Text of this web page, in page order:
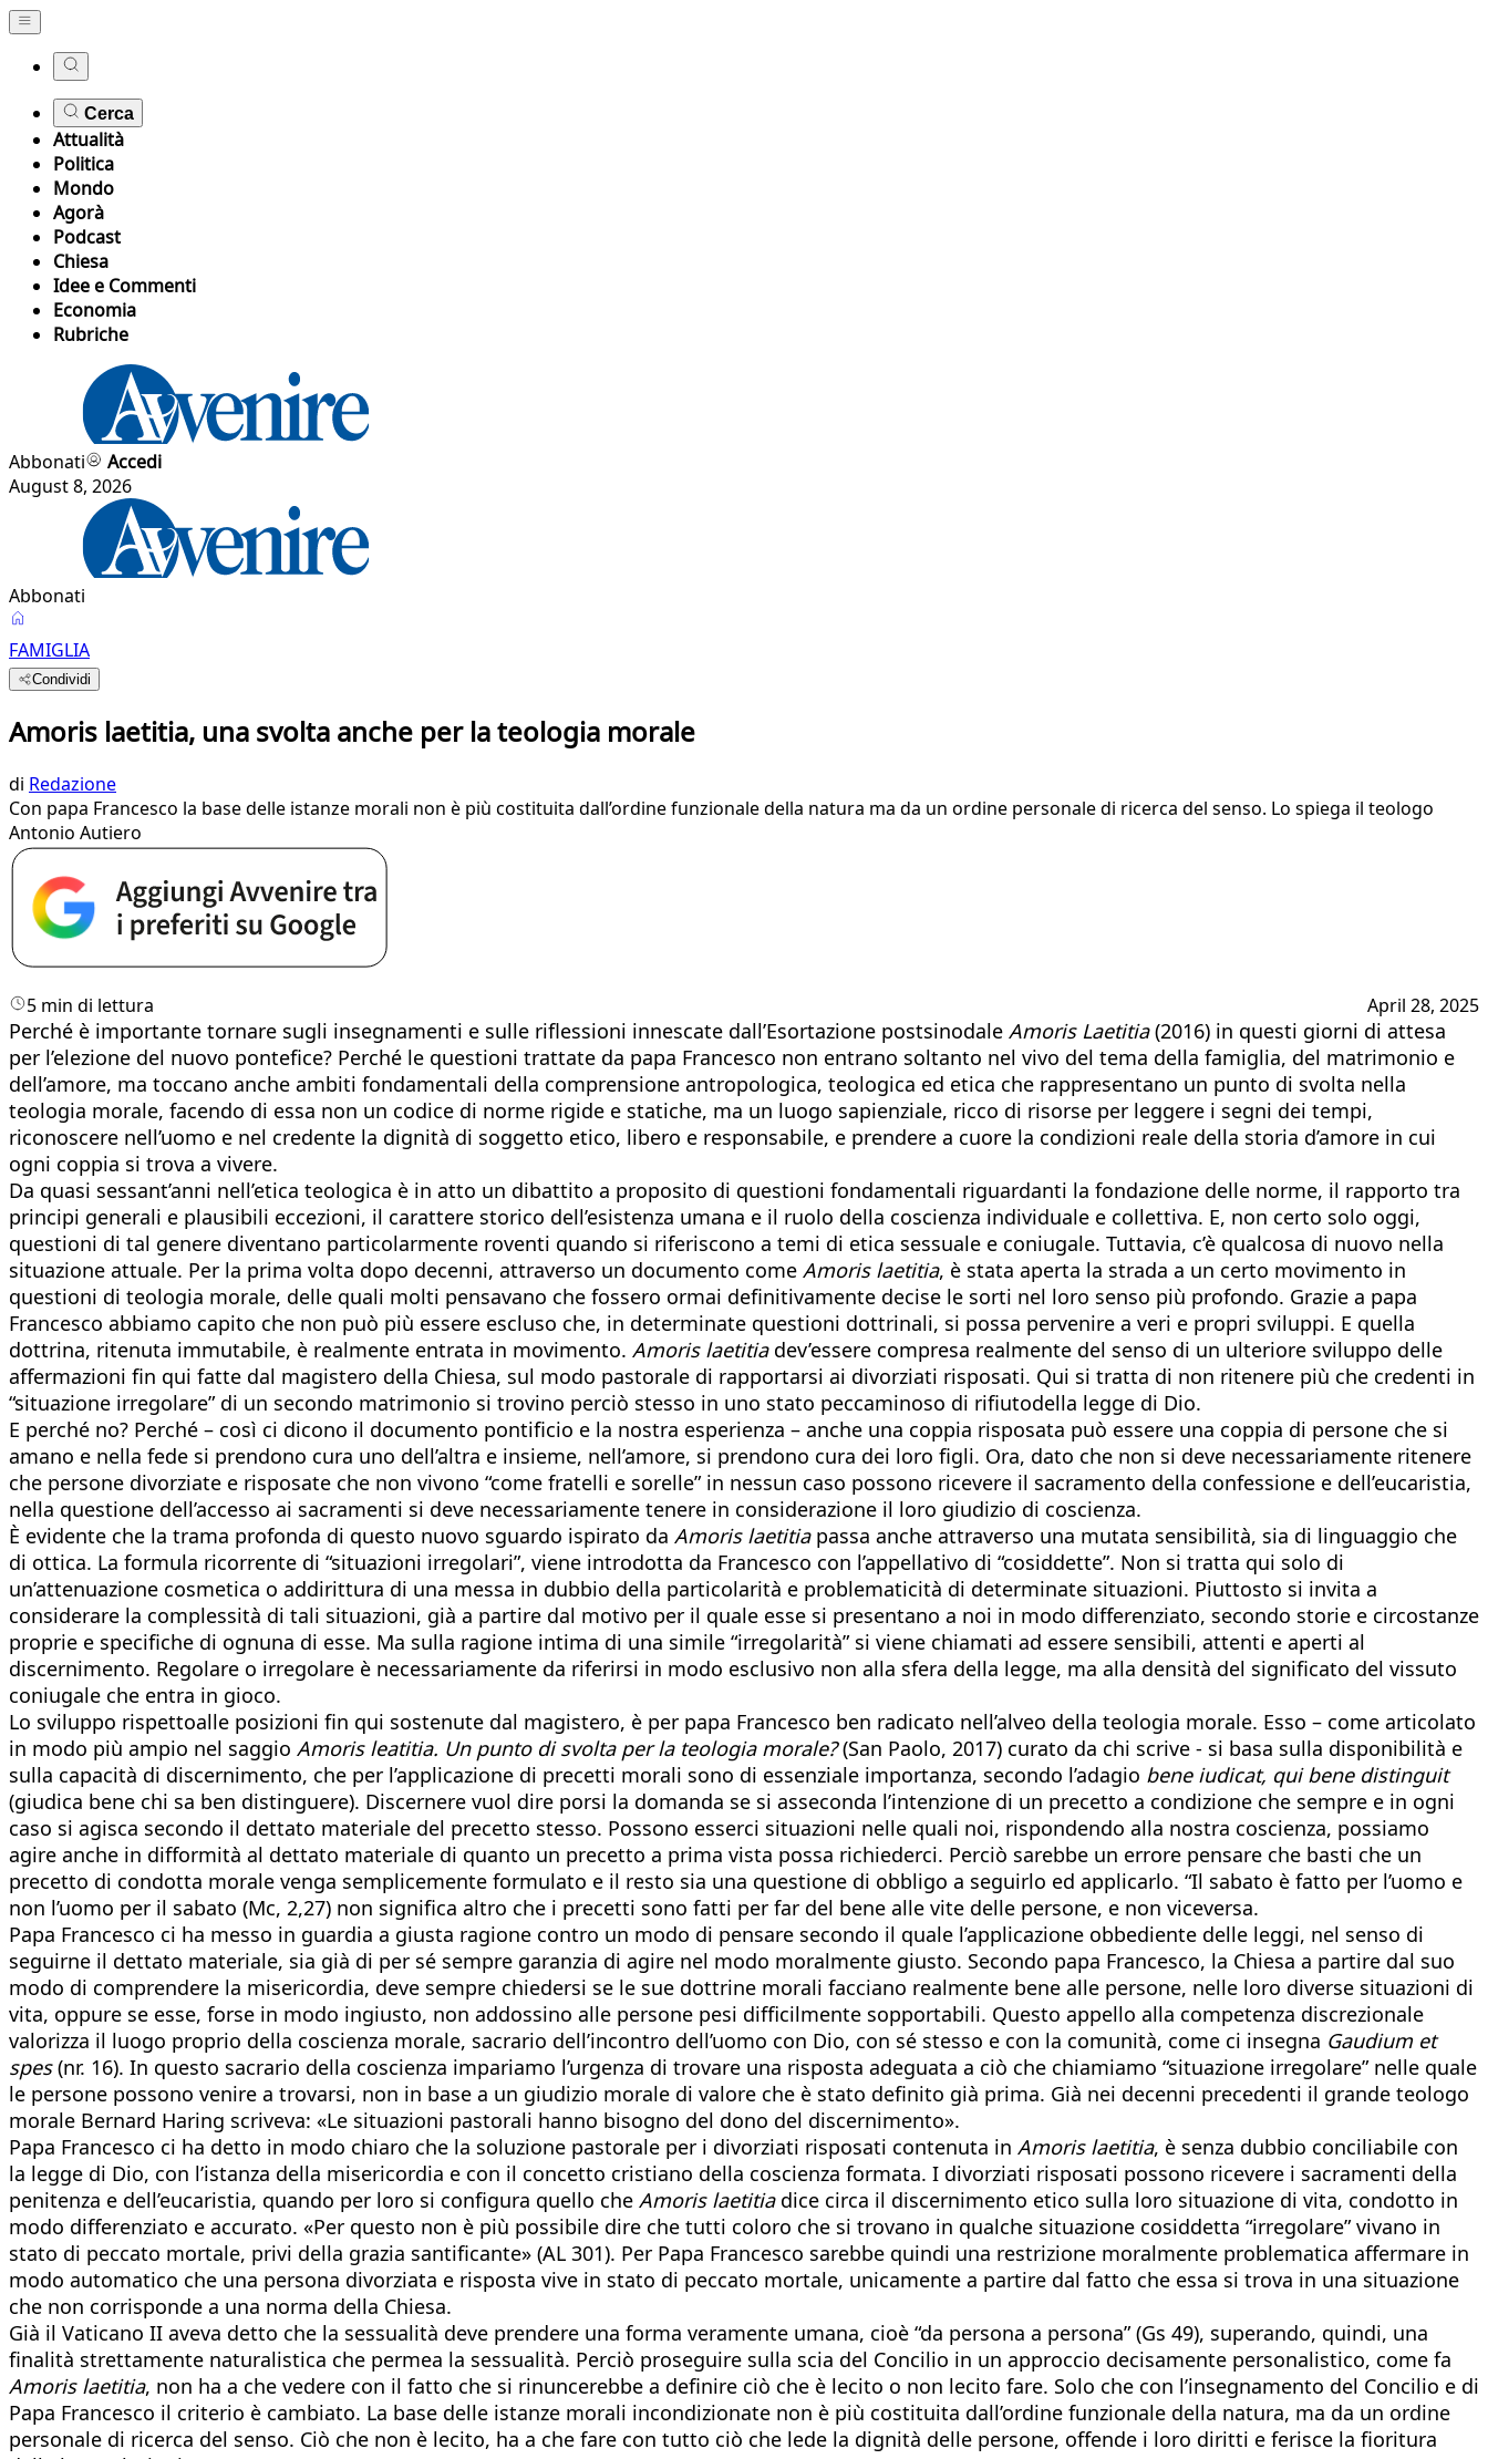
Cerca
Attualità
Politica
Mondo
Agorà
Podcast
Chiesa
Idee e Commenti
Economia
Rubriche
Abbonati
Accedi
August 8, 2026
Abbonati
FAMIGLIA
Condividi
Amoris laetitia, una svolta anche per la teologia morale
di Redazione
Con papa Francesco la base delle istanze morali non è più costituita dall’ordine funzionale della natura ma da un ordine personale di ricerca del senso. Lo spiega il teologo
Antonio Autiero
5 min di lettura April 28, 2025
Perché è importante tornare sugli insegnamenti e sulle riflessioni innescate dall’Esortazione postsinodale Amoris Laetitia(2016) in questi giorni di attesa
per l’elezione del nuovo pontefice? Perché le questioni trattate da papa Francesco non entrano soltanto nel vivo del tema della famiglia, del matrimonio e
dell’amore, ma toccano anche ambiti fondamentali della comprensione antropologica, teologica ed etica che rappresentano un punto di svolta nella
teologia morale, facendo di essa non un codice di norme rigide e statiche, ma un luogo sapienziale, ricco di risorse per leggere i segni dei tempi,
riconoscere nell’uomo e nel credente la dignità di soggetto etico, libero e responsabile, e prendere a cuore la condizioni reale della storia d’amore in cui
ogni coppia si trova a vivere.
Da quasi sessant’anni nell’etica teologica è in atto un dibattito a proposito di questioni fondamentali riguardanti la fondazione delle norme, il rapporto tra
principi generali e plausibili eccezioni, il carattere storico dell’esistenza umana e il ruolo della coscienza individuale e collettiva. E, non certo solo oggi,
questioni di tal genere diventano particolarmente roventi quando si riferiscono a temi di etica sessuale e coniugale. Tuttavia, c’è qualcosa di nuovo nella
situazione attuale. Per la prima volta dopo decenni, attraverso un documento come Amoris laetitia, è stata aperta la strada a un certo movimento in
questioni di teologia morale, delle quali molti pensavano che fossero ormai definitivamente decise le sorti nel loro senso più profondo. Grazie a papa
Francesco abbiamo capito che non può più essere escluso che, in determinate questioni dottrinali, si possa pervenire a veri e propri sviluppi. E quella
dottrina, ritenuta immutabile, è realmente entrata in movimento. Amoris laetitiadev’essere compresa realmente del senso di un ulteriore sviluppo delle
affermazioni fin qui fatte dal magistero della Chiesa, sul modo pastorale di rapportarsi ai divorziati risposati. Qui si tratta di non ritenere più che credenti in
“situazione irregolare” di un secondo matrimonio si trovino perciò stesso in uno stato peccaminoso di rifiutodella legge di Dio.
E perché no? Perché – così ci dicono il documento pontificio e la nostra esperienza – anche una coppia risposata può essere una coppia di persone che si
amano e nella fede si prendono cura uno dell’altra e insieme, nell’amore, si prendono cura dei loro figli. Ora, dato che non si deve necessariamente ritenere
che persone divorziate e risposate che non vivono “come fratelli e sorelle” in nessun caso possono ricevere il sacramento della confessione e dell’eucaristia,
nella questione dell’accesso ai sacramenti si deve necessariamente tenere in considerazione il loro giudizio di coscienza.
È evidente che la trama profonda di questo nuovo sguardo ispirato da Amoris laetitia passa anche attraverso una mutata sensibilità, sia di linguaggio che
di ottica. La formula ricorrente di “situazioni irregolari”, viene introdotta da Francesco con l’appellativo di “cosiddette”. Non si tratta qui solo di
un’attenuazione cosmetica o addirittura di una messa in dubbio della particolarità e problematicità di determinate situazioni. Piuttosto si invita a
considerare la complessità di tali situazioni, già a partire dal motivo per il quale esse si presentano a noi in modo differenziato, secondo storie e circostanze
proprie e specifiche di ognuna di esse. Ma sulla ragione intima di una simile “irregolarità” si viene chiamati ad essere sensibili, attenti e aperti al
discernimento. Regolare o irregolare è necessariamente da riferirsi in modo esclusivo non alla sfera della legge, ma alla densità del significato del vissuto
coniugale che entra in gioco.
Lo sviluppo rispettoalle posizioni fin qui sostenute dal magistero, è per papa Francesco ben radicato nell’alveo della teologia morale. Esso – come articolato
in modo più ampio nel saggio Amoris leatitia. Un punto di svolta per la teologia morale?(San Paolo, 2017) curato da chi scrive - si basa sulla disponibilità e
sulla capacità di discernimento, che per l’applicazione di precetti morali sono di essenziale importanza, secondo l’adagio bene iudicat, qui bene distinguit
(giudica bene chi sa ben distinguere). Discernere vuol dire porsi la domanda se si asseconda l’intenzione di un precetto a condizione che sempre e in ogni
caso si agisca secondo il dettato materiale del precetto stesso. Possono esserci situazioni nelle quali noi, rispondendo alla nostra coscienza, possiamo
agire anche in difformità al dettato materiale di quanto un precetto a prima vista possa richiederci. Perciò sarebbe un errore pensare che basti che un
precetto di condotta morale venga semplicemente formulato e il resto sia una questione di obbligo a seguirlo ed applicarlo. “Il sabato è fatto per l’uomo e
non l’uomo per il sabato (Mc, 2,27) non significa altro che i precetti sono fatti per far del bene alle vite delle persone, e non viceversa.
Papa Francesco ci ha messo in guardia a giusta ragione contro un modo di pensare secondo il quale l’applicazione obbediente delle leggi, nel senso di
seguirne il dettato materiale, sia già di per sé sempre garanzia di agire nel modo moralmente giusto. Secondo papa Francesco, la Chiesa a partire dal suo
modo di comprendere la misericordia, deve sempre chiedersi se le sue dottrine morali facciano realmente bene alle persone, nelle loro diverse situazioni di
vita, oppure se esse, forse in modo ingiusto, non addossino alle persone pesi difficilmente sopportabili. Questo appello alla competenza discrezionale
valorizza il luogo proprio della coscienza morale, sacrario dell’incontro dell’uomo con Dio, con sé stesso e con la comunità, come ci insegna Gaudium et
spes(nr. 16). In questo sacrario della coscienza impariamo l’urgenza di trovare una risposta adeguata a ciò che chiamiamo “situazione irregolare” nelle quale
le persone possono venire a trovarsi, non in base a un giudizio morale di valore che è stato definito già prima. Già nei decenni precedenti il grande teologo
morale Bernard Haring scriveva: «Le situazioni pastorali hanno bisogno del dono del discernimento».
Papa Francesco ci ha detto in modo chiaro che la soluzione pastorale per i divorziati risposati contenuta in Amoris laetitia, è senza dubbio conciliabile con
la legge di Dio, con l’istanza della misericordia e con il concetto cristiano della coscienza formata. I divorziati risposati possono ricevere i sacramenti della
penitenza e dell’eucaristia, quando per loro si configura quello che Amoris laetitiadice circa il discernimento etico sulla loro situazione di vita, condotto in
modo differenziato e accurato. «Per questo non è più possibile dire che tutti coloro che si trovano in qualche situazione cosiddetta “irregolare” vivano in
stato di peccato mortale, privi della grazia santificante» (AL 301). Per Papa Francesco sarebbe quindi una restrizione moralmente problematica affermare in
modo automatico che una persona divorziata e risposta vive in stato di peccato mortale, unicamente a partire dal fatto che essa si trova in una situazione
che non corrisponde a una norma della Chiesa.
Già il Vaticano II aveva detto che la sessualità deve prendere una forma veramente umana, cioè “da persona a persona” (Gs 49), superando, quindi, una
finalità strettamente naturalistica che permea la sessualità. Perciò proseguire sulla scia del Concilio in un approccio decisamente personalistico, come fa
Amoris laetitia, non ha a che vedere con il fatto che si rinuncerebbe a definire ciò che è lecito o non lecito fare. Solo che con l’insegnamento del Concilio e di
Papa Francesco il criterio è cambiato. La base delle istanze morali incondizionate non è più costituita dall’ordine funzionale della natura, ma da un ordine
personale di ricerca del senso. Ciò che non è lecito, ha a che fare con tutto ciò che lede la dignità delle persone, offende i loro diritti e ferisce la fioritura